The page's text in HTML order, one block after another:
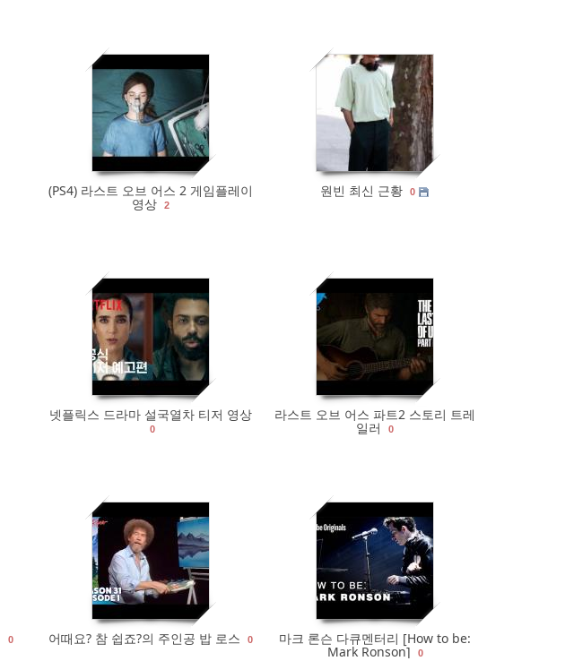
403
(PS4) 라스트 오브 어스 2 게임플레이
영상 2
507 0
원빈 최신 근황 0
395 0
넷플릭스 드라마 설국열차 티저 영상
0
399
라스트 오브 어스 파트2 스토리 트레
일러 0
0
1012 0
어때요? 참 쉽죠?의 주인공 밥 로스 0
349 0
마크 론슨 다큐멘터리 [How to be:
Mark Ronson] 0